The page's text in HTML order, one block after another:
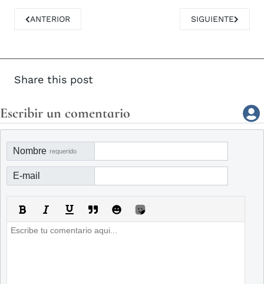
ARTÍCULO ANTERIOR: MEDIO AMBIENTE HABILITA UN
ANTERIOR ARTÍCULO
SIGUIENTE
Share this post
Escribir un comentario
Nombre requerido
E-mail